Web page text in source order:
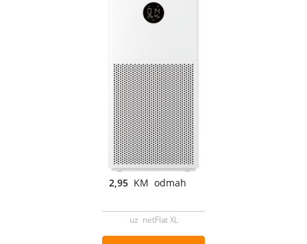
2,95 KM odmah
uz netFlat XL